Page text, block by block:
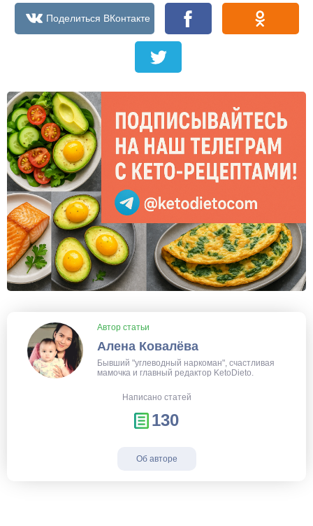
Автор статьи
Алена Ковалёва
Бывший "углеводный наркоман", счастливая
мамочка и главный редактор KetoDieto.
Написано статей
130
Об авторе